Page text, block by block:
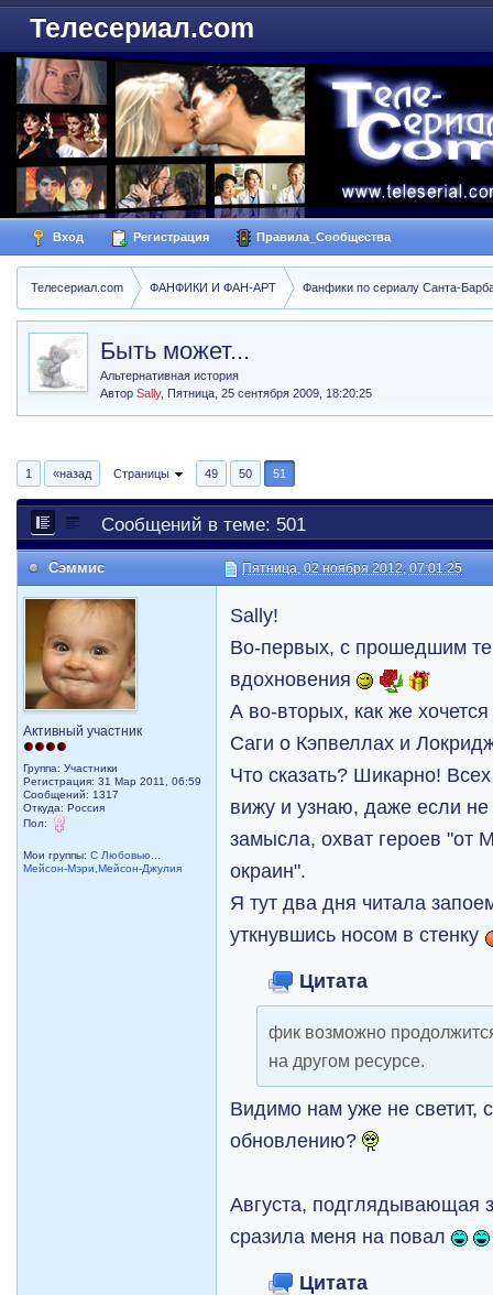
Телесериал.com
Вход Регистрация Правила_Сообщества
Телесериал.com ФАНФИКИ И ФАН-АРТ Фанфики по сериалу Санта-
Быть может...
Альтернативная история
АвторSally,Пятница, 25 сентября 2009, 18:20:25
1 «назад Страницы 49 50 51
Сообщений в теме: 501
Сэммис Пятница, 02 ноября 2012, 07:01:25
Активный участник
Группа: Участники
Регистрация: 31 Мар 2011, 06:59
Сообщений: 1317
Откуда: Россия
Пол:
Мои группы:С Любовью...
Мейсон-Мэри,Мейсон-Джулия
Sally!
Во-первых, с прошедшим
вдохновения
А во-вторых, как же
Саги о Кэпвеллах и
Что сказать? Шикарно!
вижу и узнаю, даже если
замысла, охват героев "от
окраин".
Я тут два дня читала
уткнувшись носом в стенку
Цитата
фик возможно
на другом ресурсе.
Видимо нам уже не светит,
обновлению?
Августа, подглядывающая
сразила меня на повал
Цитата